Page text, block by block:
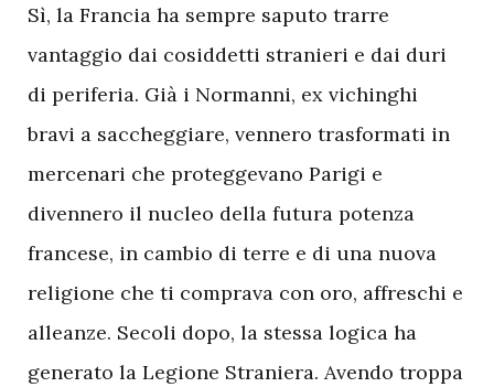
Sì, la Francia ha sempre saputo trarre
vantaggio dai cosiddetti stranieri e dai duri
di periferia. Già i Normanni, ex vichinghi
bravi a saccheggiare, vennero trasformati in
mercenari che proteggevano Parigi e
divennero il nucleo della futura potenza
francese, in cambio di terre e di una nuova
religione che ti comprava con oro, affreschi e
alleanze. Secoli dopo, la stessa logica ha
generato la Legione Straniera. Avendo troppa